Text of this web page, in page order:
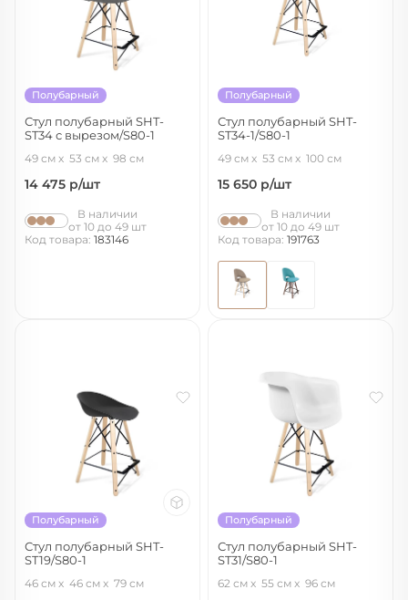
Полубарный
Стул полубарный SHT-
ST34 с вырезом/S80-1
лак
49 см 53 см 98 см
14 475 р/шт
В наличии
от 10 до 49 шт
Код товара: 183146
Полубарный
Стул полубарный SHT-
ST34-1/S80-1
49 см 53 см 100 см
15 650 р/шт
В наличии
от 10 до 49 шт
Код товара: 191763
Полубарный
Стул полубарный SHT-
ST19/S80-1
46 см 46 см 79 см
Полубарный
Стул полубарный SHT-
ST31/S80-1
62 см 55 см 96 см